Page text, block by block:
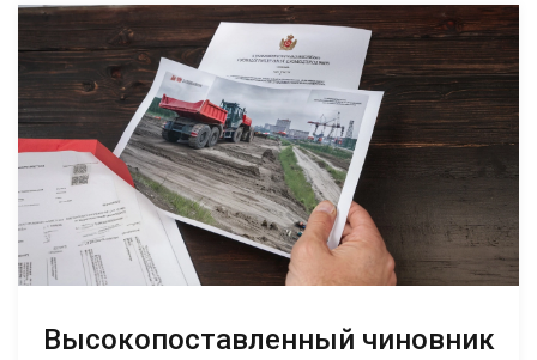
Высокопоставленный чиновник